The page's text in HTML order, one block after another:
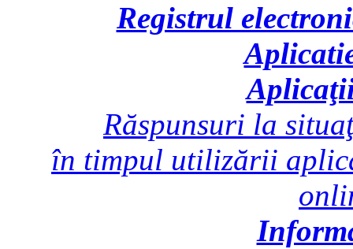
Registrul
Răspunsuri la
în timpul utilizării